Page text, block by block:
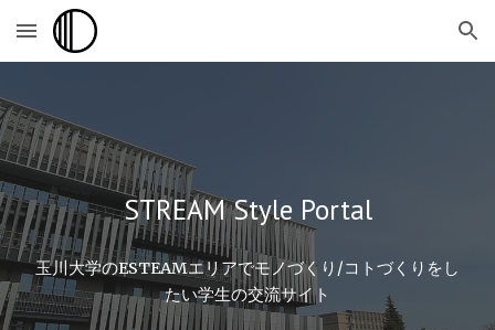
Skip to main content Skip to navigation
STREAM Style Portal
玉川大学のESTEAMエリアでモノづくり/コトづくりをし
たい学生の交流サイト